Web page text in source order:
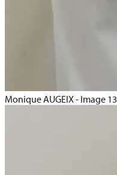
Monique AUGEIX - Image 13